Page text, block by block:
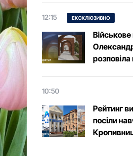
12:15 ЕКСКЛЮЗИВНО
10:50
Рейтинг
посіли